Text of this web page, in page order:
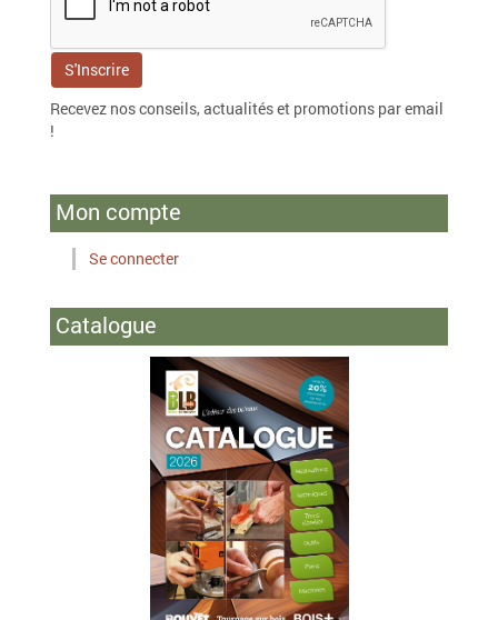
Recevez nos conseils, actualités et promotions par email
!
Mon compte
Se connecter
Catalogue